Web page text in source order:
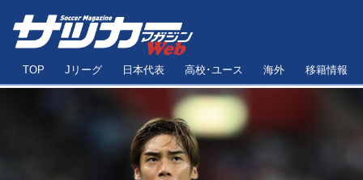
TOP Jリーグ 日本代表 高校･ユース 海外 移籍情報